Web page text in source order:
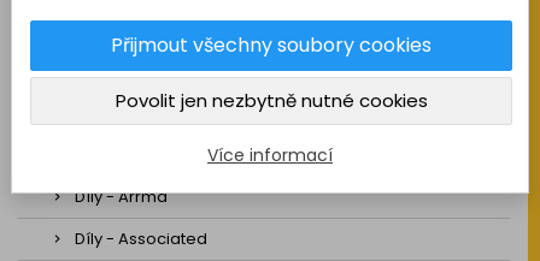
Stavebnice aut elektro
Auta na spalovací motor
Náhradní díly
Díly - Arrma
Díly - Associated
Přijmout všechny soubory cookies
Povolit jen nezbytně nutné cookies
Více informací